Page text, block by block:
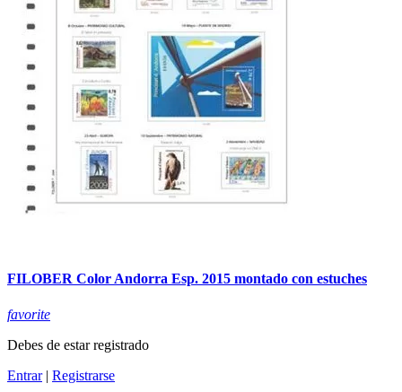
FILOBER Color Andorra Esp. 2015 montado con estuches
favorite
Debes de estar registrado
Entrar| Registrarse